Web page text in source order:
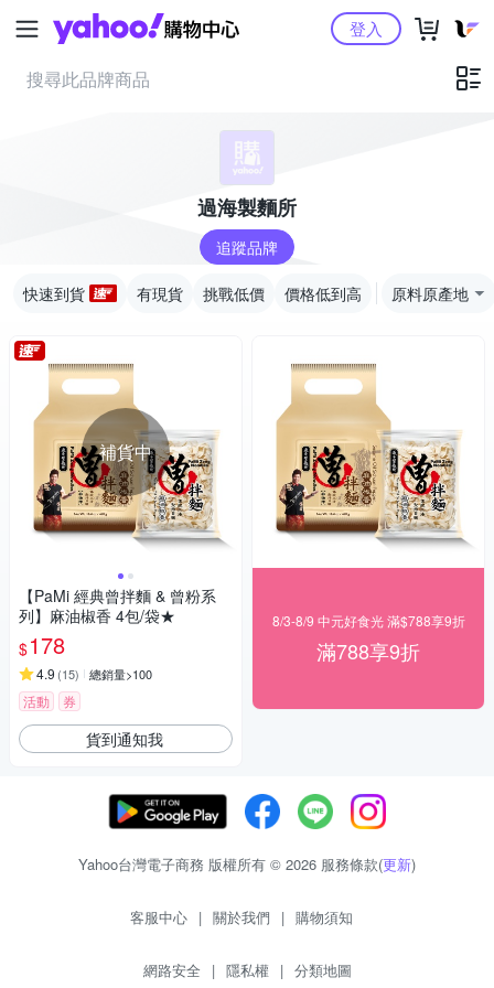
Yahoo購物中心登入
過海製麵所
追蹤品牌
快速到貨 有現貨 挑戰低價 價格低到高 原料原產地
補貨中
【PaMi 經典曾拌麵 & 曾粉系
列】麻油椒香 4包/袋★
$178
4.9 (15) 總銷量>100
活動 券
貨到通知我
8/3-8/9 中元好食光 滿$788享9折
滿788享9折
Yahoo台灣電子商務 版權所有 © 2026 服務條款(更新)
客服中心 | 關於我們 | 購物須知
網路安全 | 隱私權 | 分類地圖